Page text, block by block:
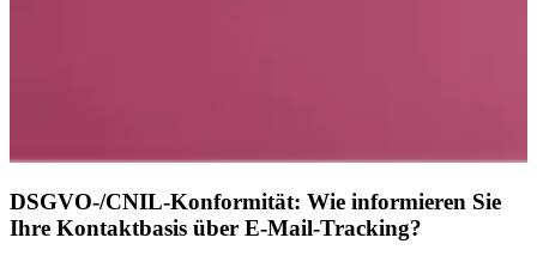
DSGVO-/CNIL-Konformität: Wie informieren Sie
Ihre Kontaktbasis über E-Mail-Tracking?